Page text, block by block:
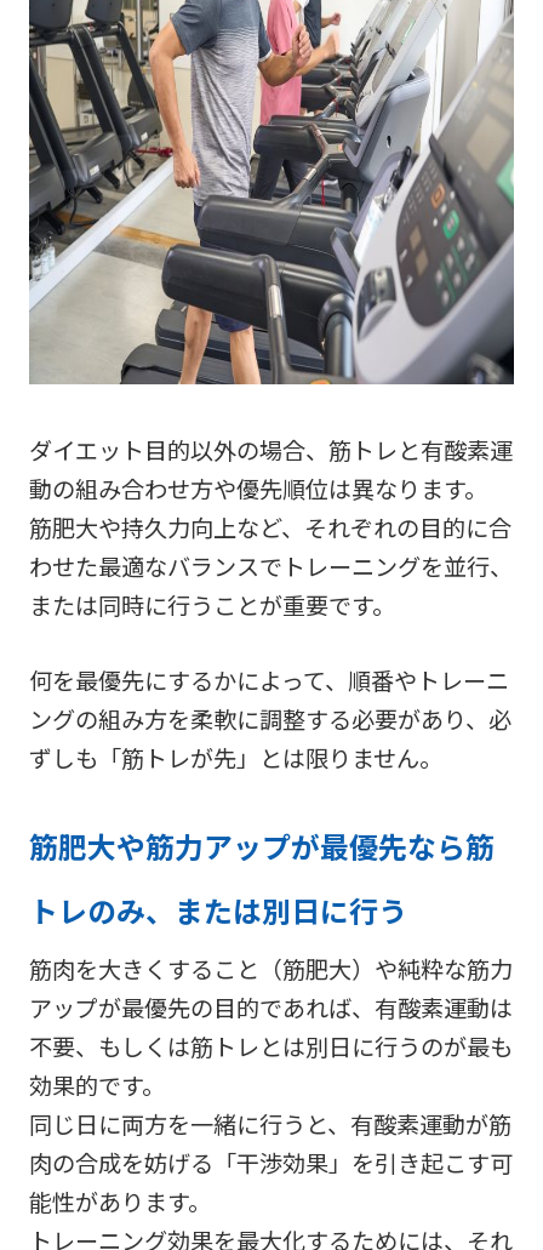
ダイエット目的以外の場合、筋トレと有酸素運
動の組み合わせ方や優先順位は異なります。
筋肥大や持久力向上など、それぞれの目的に合
わせた最適なバランスでトレーニングを並行、
または同時に行うことが重要です。
何を最優先にするかによって、順番やトレーニ
ングの組み方を柔軟に調整する必要があり、必
ずしも「筋トレが先」とは限りません。
筋肥大や筋力アップが最優先なら筋
トレのみ、または別日に行う
筋肉を大きくすること（筋肥大）や純粋な筋力
アップが最優先の目的であれば、有酸素運動は
不要、もしくは筋トレとは別日に行うのが最も
効果的です。
同じ日に両方を一緒に行うと、有酸素運動が筋
肉の合成を妨げる「干渉効果」を引き起こす可
能性があります。
トレーニング効果を最大化するためには、それ